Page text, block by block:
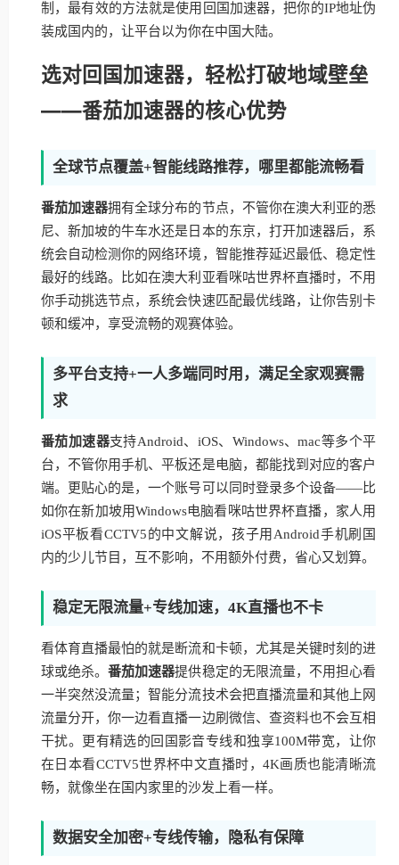
制，最有效的方法就是使用回国加速器，把你的IP地址伪
装成国内的，让平台以为你在中国大陆。
选对回国加速器，轻松打破地域壁垒
——番茄加速器的核心优势
全球节点覆盖+智能线路推荐，哪里都能流畅看
番茄加速器拥有全球分布的节点，不管你在澳大利亚的悉
尼、新加坡的牛车水还是日本的东京，打开加速器后，系
统会自动检测你的网络环境，智能推荐延迟最低、稳定性
最好的线路。比如在澳大利亚看咪咕世界杯直播时，不用
你手动挑选节点，系统会快速匹配最优线路，让你告别卡
顿和缓冲，享受流畅的观赛体验。
多平台支持+一人多端同时用，满足全家观赛需
求
番茄加速器支持Android、iOS、Windows、mac等多个平
台，不管你用手机、平板还是电脑，都能找到对应的客户
端。更贴心的是，一个账号可以同时登录多个设备——比
如你在新加坡用Windows电脑看咪咕世界杯直播，家人用
iOS平板看CCTV5的中文解说，孩子用Android手机刷国
内的少儿节目，互不影响，不用额外付费，省心又划算。
稳定无限流量+专线加速，4K直播也不卡
看体育直播最怕的就是断流和卡顿，尤其是关键时刻的进
球或绝杀。番茄加速器提供稳定的无限流量，不用担心看
一半突然没流量；智能分流技术会把直播流量和其他上网
流量分开，你一边看直播一边刷微信、查资料也不会互相
干扰。更有精选的回国影音专线和独享100M带宽，让你
在日本看CCTV5世界杯中文直播时，4K画质也能清晰流
畅，就像坐在国内家里的沙发上看一样。
数据安全加密+专线传输，隐私有保障